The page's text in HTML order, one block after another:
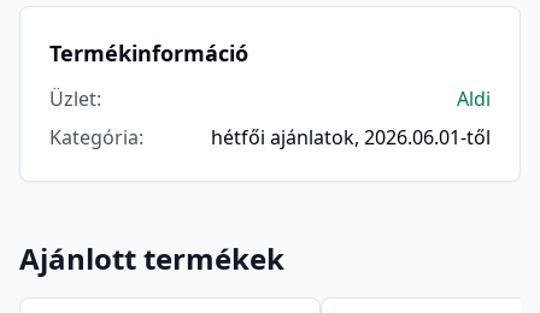
Termékinformáció
Üzlet:
Aldi
Kategória: hétfői ajánlatok, 2026.06.01-től
Ajánlott termékek